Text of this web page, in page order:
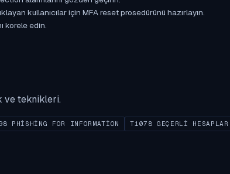
kullanıcılar için MFA reset prosedürünü hazırlayın.
korele edin.
ve teknikleri.
PHISHING FOR INFORMATION T1078 GEÇERLI